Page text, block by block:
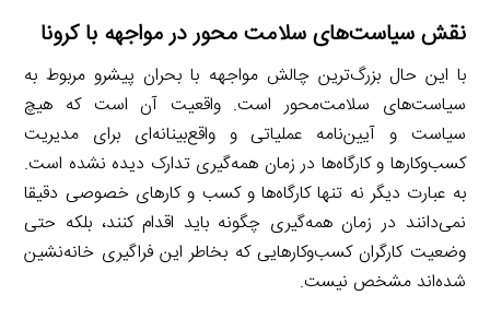
نقش سیاست‌های سلامت محور در مواجهه با کرونا
با این حال بزرگ‌ترین چالش مواجهه با بحران پیشرو مربوط به
سیاست‌های سلامت‌محور است. واقعیت آن است که هیچ
سیاست و آیین‌نامه عملیاتی و واقع‌بینانه‌ای برای مدیریت
کسب‌وکارها و کارگاه‌ها در زمان همه‌گیری تدارک دیده نشده است.
به عبارت دیگر نه تنها کارگاه‌ها و کسب و کارهای خصوصی دقیقا
نمی‌دانند در زمان همه‌گیری چگونه باید اقدام کنند، بلکه حتی
وضعیت کارگران کسب‌وکارهایی که بخاطر این فراگیری خانه‌نشین
شده‌اند مشخص نیست.